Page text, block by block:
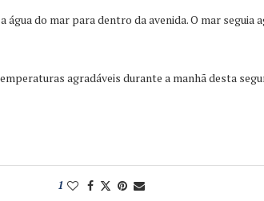
do mar para dentro da avenida. O mar
agradáveis durante a manhã desta
1